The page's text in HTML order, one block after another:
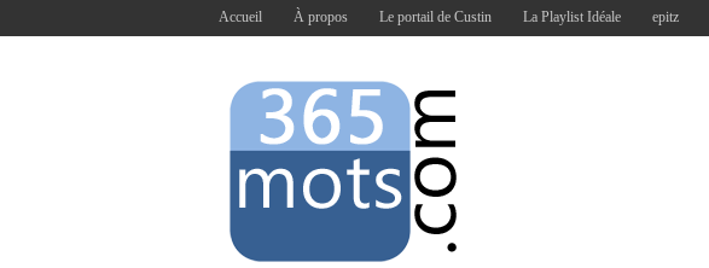
Accueil À propos Le portail de Custin La Playlist Idéale epitz